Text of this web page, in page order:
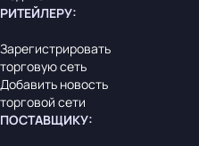
РИТЕЙЛЕРУ:
Зарегистрировать
торговую сеть
Добавить новость
торговой сети
ПОСТАВЩИКУ: